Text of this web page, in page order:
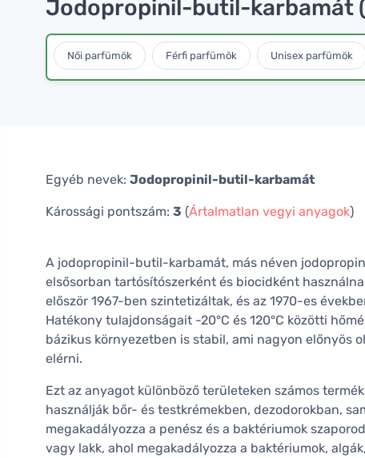
Jodopropinil-butil-karbamát
Női parfümök Férfi parfümök Unisex parfümök
Egyéb nevek: Jodopropinil-butil-karbamát
Károssági pontszám: 3 (Ártalmatlan vegyi anyagok)
A jodopropinil-butil-karbamát, más néven
elsősorban tartósítószerként és biocidként
először 1967-ben szintetizáltak, és az 1970-es
Hatékony tulajdonságait -20°C és 120°C közötti
bázikus környezetben is stabil, ami nagyon előnyös
elérni.
Ezt az anyagot különböző területeken számos
használják bőr- és testkrémekben, dezodorokban,
megakadályozza a penész és a baktériumok
vagy lakk, ahol megakadályozza a baktériumok,